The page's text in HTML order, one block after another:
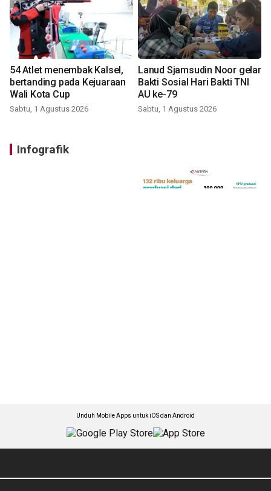
54 Atlet menembak Kalsel,
bertanding pada Kejuaraan
Wali Kota Cup
Sabtu, 1 Agustus 2026
Lanud Sjamsudin Noor gelar
Bakti Sosial Hari Bakti TNI
AU ke-79
Sabtu, 1 Agustus 2026
Infografik
Unduh Mobile Apps untuk iOS dan Android